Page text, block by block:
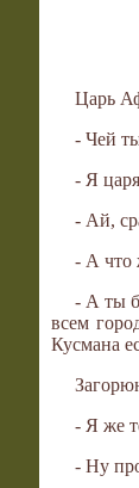
Царь
- Чей
- Я
- Ай,
- А что
- А ты
всем
Кусмана
- Я же
- Ну